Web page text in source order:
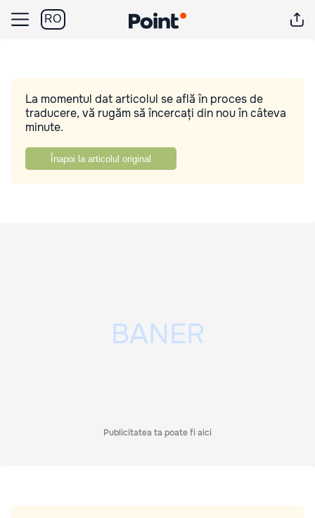
RO
La momentul dat articolul se află în proces de
traducere, vă rugăm să încercați din nou în câteva
minute.
Înapoi la articolul original
Publicitatea ta poate fi aici